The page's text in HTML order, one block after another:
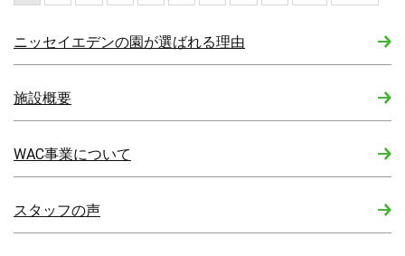
ニッセイエデンの園が選ばれる理由
施設概要
WAC事業について
スタッフの声